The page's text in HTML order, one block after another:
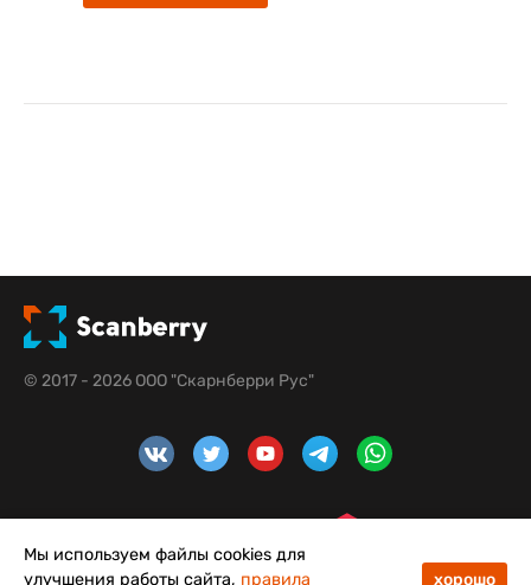
© 2017 - 2026 ООО "Скарнберри Рус"
Мы используем файлы cookies для
улучшения работы сайта, правила хорошо